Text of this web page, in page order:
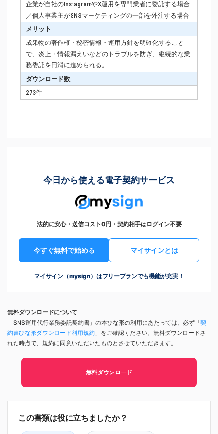
企業が自社のInstagramやX運用を専門業者に委託する場合
／個人事業主がSNSマーケティングの一部を外注する場合
メリット
成果物の著作権・秘密情報・運用方針を明確化すること
で、炎上・情報漏えいなどのトラブルを防ぎ、継続的な業
務委託を円滑に進められる。
ダウンロード数
273件
今日から使える電子契約サービス
法的に安心・送信コスト0円・契約相手はログイン不要
今すぐ無料で始める マイサインとは
マイサイン（mysign）はフリープランでも機能が充実！
無料ダウンロードについて
「SNS運用代行業務委託契約書」の本ひな形の利用にあたっては、必ず「契
約書ひな形ダウンロード利用規約 」をご確認ください。無料ダウンロードさ
れた時点で、規約に同意いただいたものとさせていただきます。
無料ダウンロード